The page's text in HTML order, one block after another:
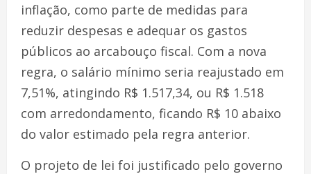
inflação, como parte de medidas para
reduzir despesas e adequar os gastos
públicos ao arcabouço fiscal. Com a nova
regra, o salário mínimo seria reajustado em
7,51%, atingindo R$ 1.517,34, ou R$ 1.518
com arredondamento, ficando R$ 10 abaixo
do valor estimado pela regra anterior.
O projeto de lei foi justificado pelo governo